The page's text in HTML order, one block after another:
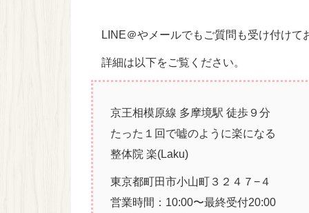
LINE＠やメールでもご質問も受け付けて
詳細は以下をご覧ください。
京王相模原線 多摩境駅 徒歩９分
たった１回で嘘のように楽になる
整体院 楽(Laku)
東京都町田市小山町３２４７−４
営業時間：10:00〜最終受付20:00